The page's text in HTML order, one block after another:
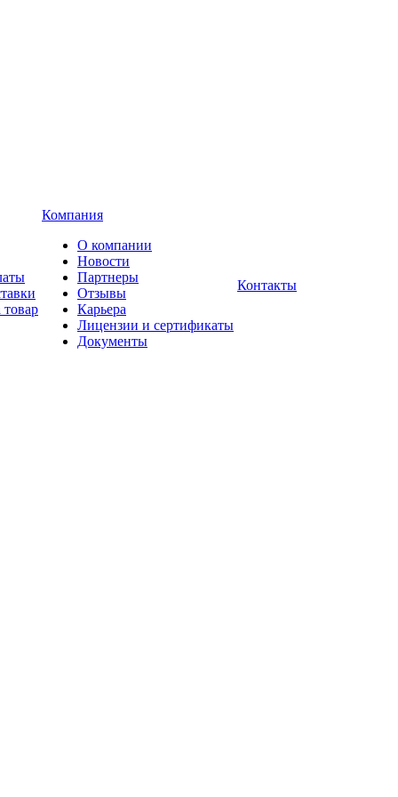
товар
Компания
О компании
Новости
Партнеры
Отзывы
Карьера
Лицензии и сертификаты
Документы
Контакты